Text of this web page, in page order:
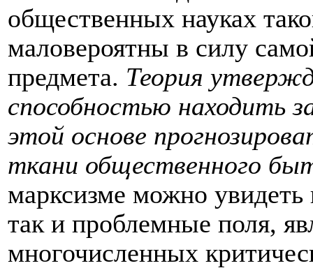
общественных науках
маловероятны в силу
предмета. Теория
способностью находить
этой основе
ткани общественного
марксизме можно
так и проблемные поля,
многочисленных